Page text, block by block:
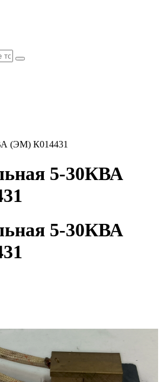
(ЭМ) К014431
5-30КВА
5-30КВА